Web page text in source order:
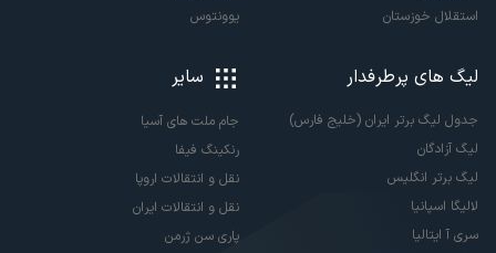
استقلال خوزستان
یوونتوس
لیگ های پرطرفدار
جدول لیگ برتر ایران (خلیج فارس)
لیگ آزادگان
لیگ برتر انگلیس
لالیگا اسپانیا
سری آ ایتالیا
سایر
جام ملت های آسیا
رنکینگ فیفا
نقل و انتقالات اروپا
نقل و انتقالات ایران
پاری سن ژرمن